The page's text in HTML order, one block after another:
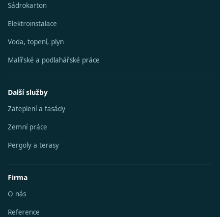
Sádrokarton
Elektroinstalace
Voda, topení, plyn
Malířské a podlahářské práce
Další služby
Zateplení a fasády
Zemní práce
Pergoly a terasy
Firma
O nás
Reference